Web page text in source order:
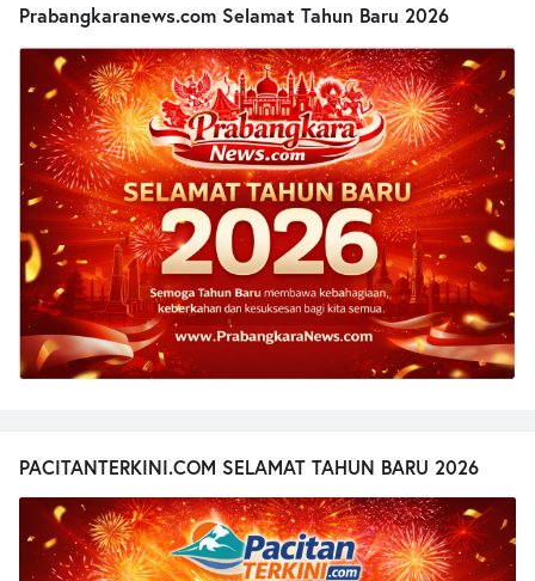
Prabangkaranews.com Selamat Tahun Baru 2026
PACITANTERKINI.COM SELAMAT TAHUN BARU 2026